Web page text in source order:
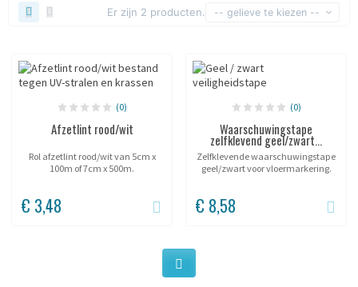
Er zijn 2 producten. -- gelieve te kiezen --
(0)
Afzetlint rood/wit
Rol afzetlint rood/wit van 5cm x
100m of 7cm x 500m.
€ 3,48
(0)
Waarschuwingstape
zelfklevend geel/zwart...
Zelfklevende waarschuwingstape
geel/zwart voor vloermarkering.
€ 8,58